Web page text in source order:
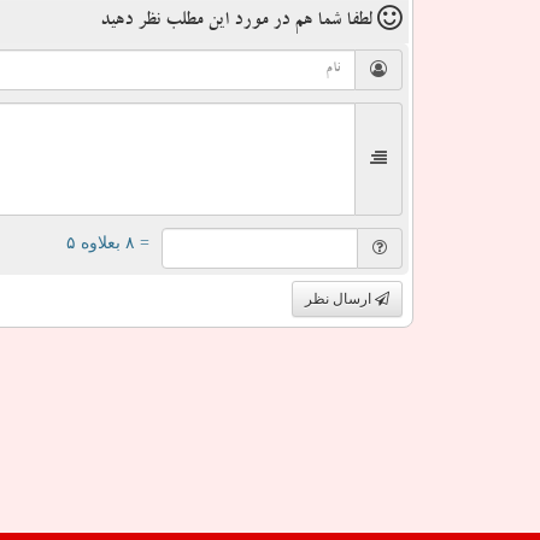
لطفا شما هم در مورد این مطلب نظر دهید
= ۸ بعلاوه ۵
ارسال نظر